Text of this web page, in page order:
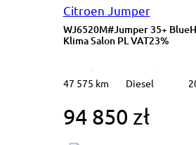
Citroen Jumper
WJ6520M#Jumper 35+
Klima Salon PL VAT23%
47 575 km Diesel
94 850 zł